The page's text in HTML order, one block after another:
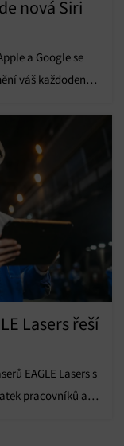
nová Siri
a Google se
váš každodenní
Lasers řeší
EAGLE Lasers s
pracovníků a